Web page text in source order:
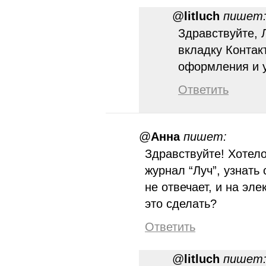
@ litluch пишет:
Здравствуйте,
вкладку
оформления и
Ответить
@Анна пишет:
Здравствуйте!
журнал “Луч”,
не отвечает, и на
это сделать?
Ответить
@ litluch пишет: